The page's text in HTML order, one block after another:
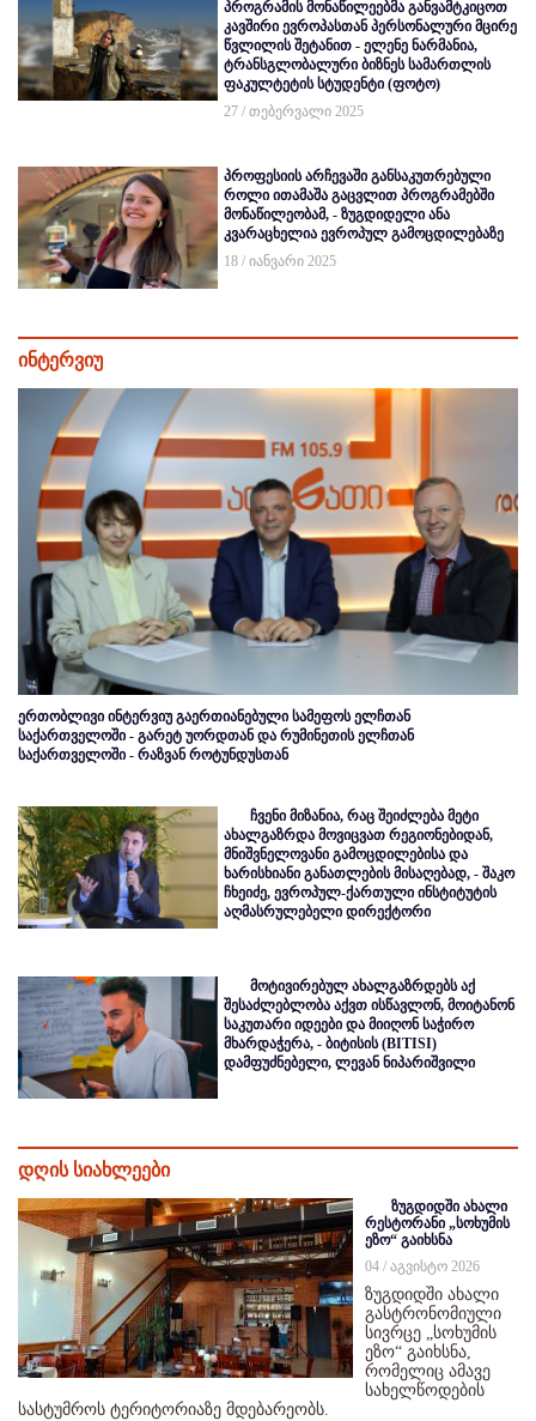
პროგრამის მონაწილეებმა განვამტკიცოთ
კავშირი ევროპასთან პერსონალური მცირე
წვლილის შეტანით - ელენე ნარმანია,
ტრანსგლობალური ბიზნეს სამართლის
ფაკულტეტის სტუდენტი (ფოტო)
27 / თებერვალი 2025
პროფესიის არჩევაში განსაკუთრებული
როლი ითამაშა გაცვლით პროგრამებში
მონაწილეობამ, - ზუგდიდელი ანა
კვარაცხელია ევროპულ გამოცდილებაზე
18 / იანვარი 2025
ინტერვიუ
ერთობლივი ინტერვიუ გაერთიანებული სამეფოს ელჩთან
საქართველოში - გარეტ უორდთან და რუმინეთის ელჩთან
საქართველოში - რაზვან როტუნდუსთან
ჩვენი მიზანია, რაც შეიძლება მეტი
ახალგაზრდა მოვიცვათ რეგიონებიდან,
მნიშვნელოვანი გამოცდილებისა და
ხარისხიანი განათლების მისაღებად, - შაკო
ჩხეიძე, ევროპულ-ქართული ინსტიტუტის
აღმასრულებელი დირექტორი
მოტივირებულ ახალგაზრდებს აქ
შესაძლებლობა აქვთ ისწავლონ, მოიტანონ
საკუთარი იდეები და მიიღონ საჭირო
მხარდაჭერა, - ბიტისის (BITISI)
დამფუძნებელი, ლევან ნიპარიშვილი
დღის სიახლეები
ზუგდიდში ახალი
რესტორანი „სოხუმის
ეზო“ გაიხსნა
04 / აგვისტო 2026
ზუგდიდში ახალი
გასტრონომიული
სივრცე „სოხუმის
ეზო“ გაიხსნა,
რომელიც ამავე
სახელწოდების
სასტუმროს ტერიტორიაზე მდებარეობს.